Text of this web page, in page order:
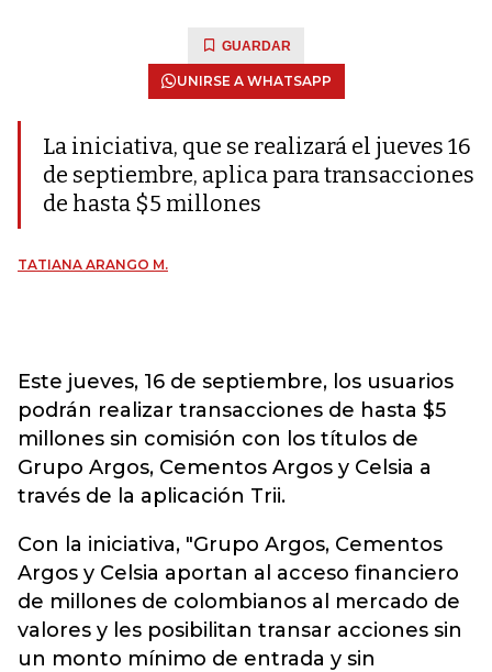
GUARDAR
UNIRSE A WHATSAPP
La iniciativa, que se realizará el jueves 16
de septiembre, aplica para transacciones
de hasta $5 millones
TATIANA ARANGO M.
Este jueves, 16 de septiembre, los usuarios
podrán realizar transacciones de hasta $5
millones sin comisión con los títulos de
Grupo Argos, Cementos Argos y Celsia a
través de la aplicación Trii.
Con la iniciativa, "Grupo Argos, Cementos
Argos y Celsia aportan al acceso financiero
de millones de colombianos al mercado de
valores y les posibilitan transar acciones sin
un monto mínimo de entrada y sin